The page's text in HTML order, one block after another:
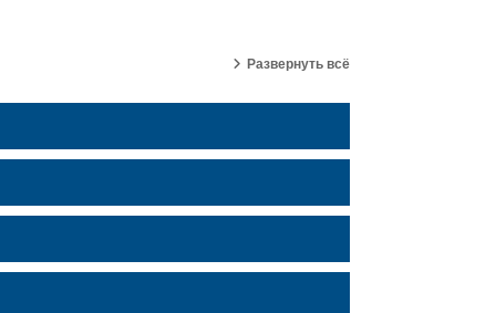
Развернуть всё